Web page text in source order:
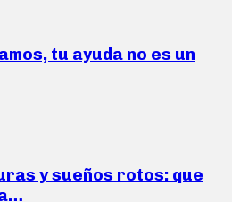
tu ayuda no es un
y sueños rotos: que